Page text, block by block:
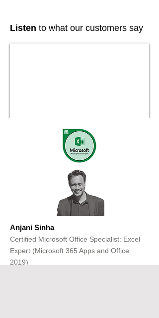
Listen to what our customers say
Anjani Sinha
Certified Microsoft Office Specialist: Excel
Expert (Microsoft 365 Apps and Office
2019)